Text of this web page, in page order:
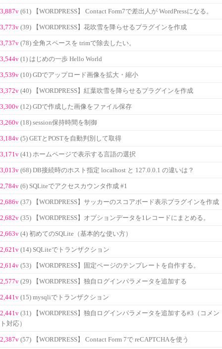
3,887v (61) 【WORDPRESS】 Contact Form7で差出人が WordPressになる。
3,773v (39) 【WORDPRESS】花吹雪を降らせるプラグインを作成
3,737v (78) 全角スペースを trimで除去したい。
3,544v (1) はじめの一歩 Hello World
3,539v (10) GDでアップロード画像を拡大・縮小
3,372v (40) 【WORDPRESS】紅葉吹雪を降らせるプラグインを作成
3,300v (12) GDで作成した画像をファイル保存
3,260v (18) session保持時間を制御
3,184v (5) GETとPOSTを自動判別して取得
3,171v (41) ホームページで表示する言語の選択
3,013v (68) DB接続時のホスト指定 localhost と 127.0.0.1 の違いは？
2,784v (6) SQLiteでアクセスカウンタ作成 #1
2,686v (37) 【WORDPRESS】サッカーのスコアボード表示プラグインを作成
2,682v (35) 【WORDPRESS】オプションデータを1レコードにまとめる。
2,663v (4) 初めてのSQLite（基本的な使い方）
2,621v (14) SQLiteでトランザクション
2,614v (53) 【WORDPRESS】固定ページのテンプレートを自作する。
2,577v (29) 【WORDPRESS】独自ログインパラメータを追加する
2,441v (15) mysqliでトランザクション
2,441v (31) 【WORDPRESS】独自ログインパラメータを追加する#3（コメン
ト対応）
2,387v (57) 【WORDPRESS】 Contact Form 7で reCAPTCHAを使う